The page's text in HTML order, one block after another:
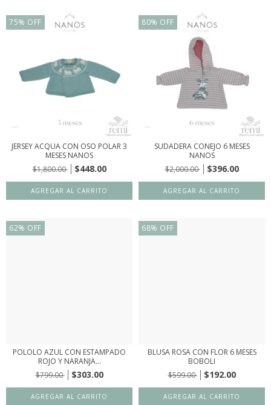
75% OFF
JERSEY ACQUA CON OSO POLAR 3
MESES NANOS
$1,800.00
$448.00
80% OFF
SUDADERA CONEJO 6 MESES
NANOS
$2,000.00
$396.00
62% OFF
POLOLO AZUL CON ESTAMPADO
ROJO Y NARANJA...
$799.00
$303.00
68% OFF
BLUSA ROSA CON FLOR 6 MESES
BOBOLI
$599.00
$192.00